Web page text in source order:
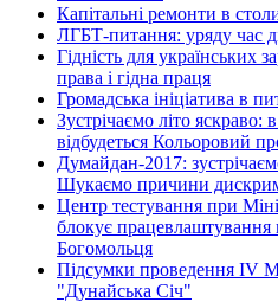
Капітальні ремонти в
ЛГБТ-питання: уряду час
Гідність для українських
права і гідна праця
Громадська ініціатива в
Зустрічаємо літо яскраво:
відбудеться Кольоровий
Думайдан-2017:
Шукаємо причини
Центр тестування при
блокує працевлаштування
Богомольця
Підсумки проведення IV
"Дунайська Січ"